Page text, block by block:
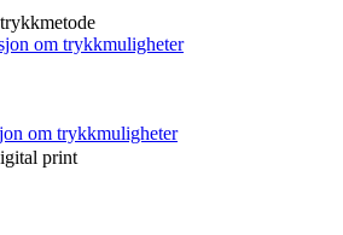
om trykkmuligheter
om trykkmuligheter
print